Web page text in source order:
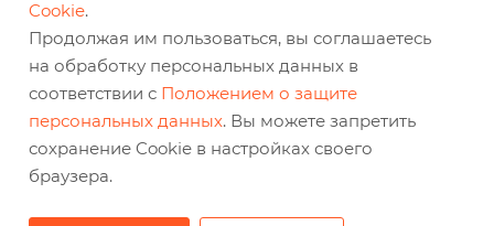
308009, Россия, г. Белгород,
Cookie.
Продолжая им пользоваться, вы соглашаетесь
на обработку персональных данных в
соответствии с Положением о защите
персональных данных. Вы можете запретить
сохранение Cookie в настройках своего
браузера.